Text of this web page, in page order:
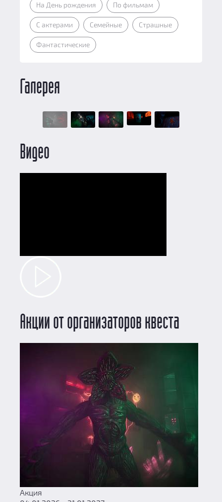
На День рождения По фильмам
С актерами Семейные Страшные
Фантастические
Галерея
Видео
Акции от организаторов квеста
Акция